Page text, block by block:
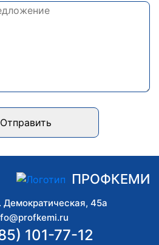
Отправить
ПРОФКЕМИ
Демократическая, 45а
101-77-12